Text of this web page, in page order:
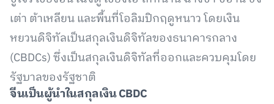
เต่า ต้าเหลียน และพื้นที่โอลิมปิกฤดูหนาว โดยเงิน
หยวนดิจิทัลเป็นสกุลเงินดิจิทัลของธนาคารกลาง
(CBDCs) ซึ่งเป็นสกุลเงินดิจิทัลที่ออกและควบคุมโดย
รัฐบาลของรัฐชาติ
จีนเป็นผู้นำในสกุลเงิน CBDC